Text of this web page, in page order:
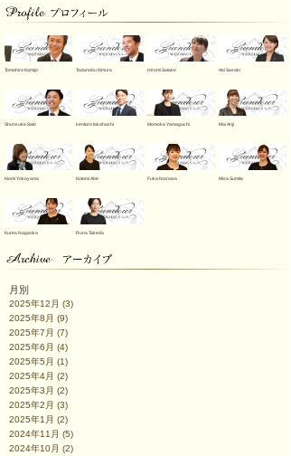
Tomohiro Kamijo Tadanobu Kimura Hiromi Satake Aoi Sasaki
Shunsuke Sato kentaro takahashi Momoka Yamaguchi Mai Ariji
Kiomi Yokoyama Kotomi Abe Fuka Nozawa Misa Sumita
Kurea Nagaoka Runa Takeda
月別
2025年12月 (3)
2025年8月 (9)
2025年7月 (7)
2025年6月 (4)
2025年5月 (1)
2025年4月 (2)
2025年3月 (2)
2025年2月 (3)
2025年1月 (2)
2024年11月 (5)
2024年10月 (2)